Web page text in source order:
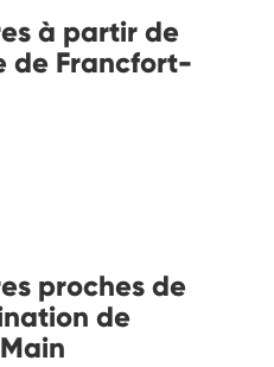
à partir de
de Francfort-
proches de
de